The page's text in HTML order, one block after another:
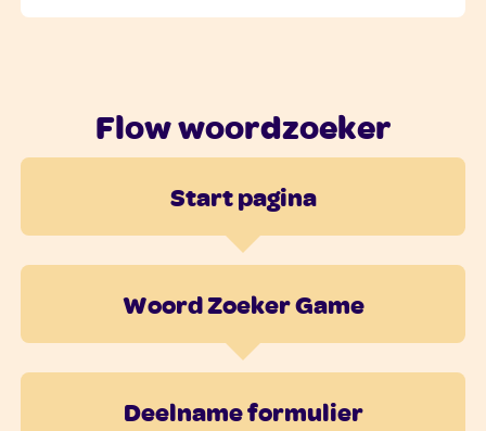
Flow woordzoeker
Start pagina
Woord Zoeker Game
Deelname formulier